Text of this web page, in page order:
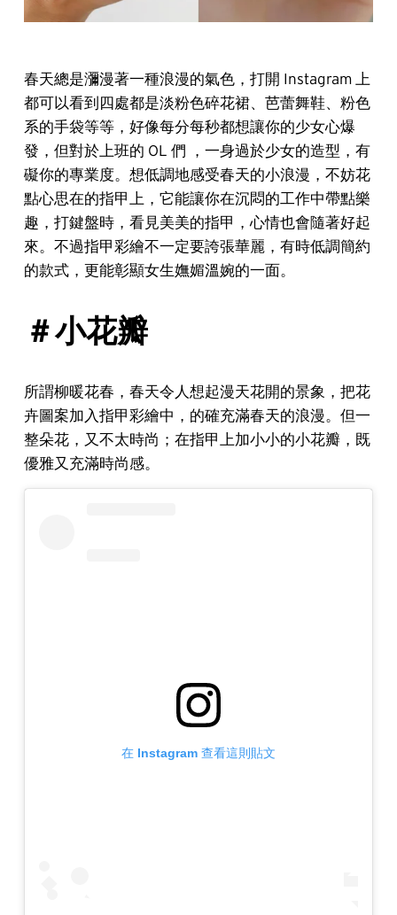
春天總是瀰漫著一種浪漫的氣色，打開 Instagram 上
都可以看到四處都是淡粉色碎花裙、芭蕾舞鞋、粉色
系的手袋等等，好像每分每秒都想讓你的少女心爆
發，但對於上班的 OL 們 ，一身過於少女的造型，有
礙你的專業度。想低調地感受春天的小浪漫，不妨花
點心思在的指甲上，它能讓你在沉悶的工作中帶點樂
趣，打鍵盤時，看見美美的指甲，心情也會隨著好起
來。不過指甲彩繪不一定要誇張華麗，有時低調簡約
的款式，更能彰顯女生嫵媚溫婉的一面。
＃小花瓣
所謂柳暖花春，春天令人想起漫天花開的景象，把花
卉圖案加入指甲彩繪中，的確充滿春天的浪漫。但一
整朵花，又不太時尚；在指甲上加小小的小花瓣，既
優雅又充滿時尚感。
在 Instagram 查看這則貼文